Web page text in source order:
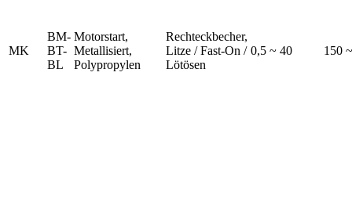
MK
BM-
BT-
BL
Motorstart,
Metallisiert,
Polypropylen
Rechteckbecher,
Litze / Fast-On /
Lötösen
0,5 ~ 40 150